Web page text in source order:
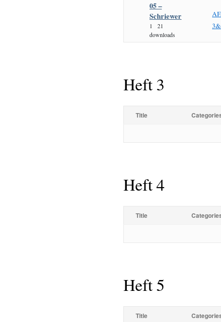
05 –
Schriewer
1
21
downloads
Heft 3
Title
Heft 4
Title
Heft 5
Title